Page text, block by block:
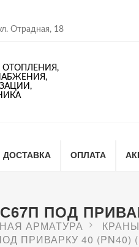
Отрадная, 18
ОТОПЛЕНИЯ,
ДОСТАВКА ОПЛАТА
ПОД
АРМАТУРА
ПРИВАРКУ 40 (PN40)